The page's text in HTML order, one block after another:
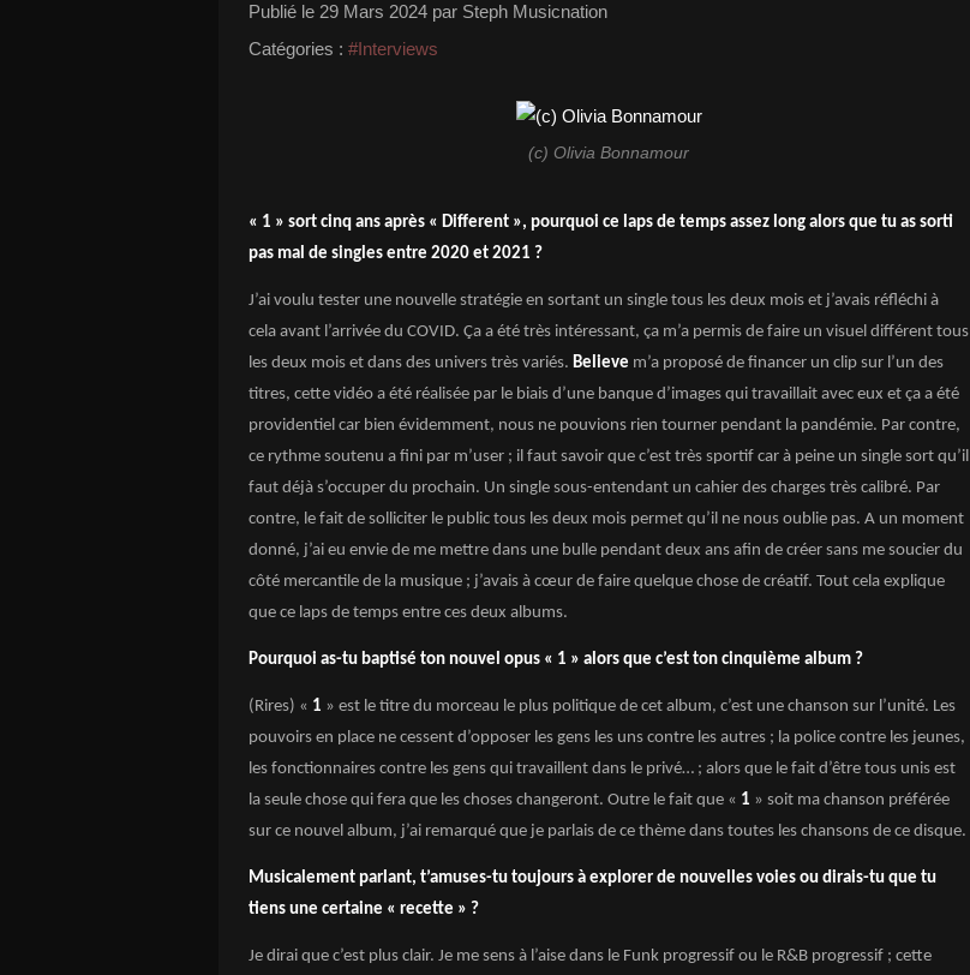
Publié le 29 Mars 2024 par Steph Musicnation
Catégories : #Interviews
(c) Olivia Bonnamour
« 1 » sort cinq ans après « Different », pourquoi ce laps de temps assez long alors que tu as sorti
pas mal de singles entre 2020 et 2021 ?
J’ai voulu tester une nouvelle stratégie en sortant un single tous les deux mois et j’avais réfléchi à
cela avant l’arrivée du COVID. Ça a été très intéressant, ça m’a permis de faire un visuel différent tous
les deux mois et dans des univers très variés. Believe m’a proposé de financer un clip sur l’un des
titres, cette vidéo a été réalisée par le biais d’une banque d’images qui travaillait avec eux et ça a été
providentiel car bien évidemment, nous ne pouvions rien tourner pendant la pandémie. Par contre,
ce rythme soutenu a fini par m’user ; il faut savoir que c’est très sportif car à peine un single sort qu’il
faut déjà s’occuper du prochain. Un single sous-entendant un cahier des charges très calibré. Par
contre, le fait de solliciter le public tous les deux mois permet qu’il ne nous oublie pas. A un moment
donné, j’ai eu envie de me mettre dans une bulle pendant deux ans afin de créer sans me soucier du
côté mercantile de la musique ; j’avais à cœur de faire quelque chose de créatif. Tout cela explique
que ce laps de temps entre ces deux albums.
Pourquoi as-tu baptisé ton nouvel opus « 1 » alors que c’est ton cinquième album ?
(Rires) « 1 » est le titre du morceau le plus politique de cet album, c’est une chanson sur l’unité. Les
pouvoirs en place ne cessent d’opposer les gens les uns contre les autres ; la police contre les jeunes,
les fonctionnaires contre les gens qui travaillent dans le privé… ; alors que le fait d’être tous unis est
la seule chose qui fera que les choses changeront. Outre le fait que « 1 » soit ma chanson préférée
sur ce nouvel album, j’ai remarqué que je parlais de ce thème dans toutes les chansons de ce disque.
Musicalement parlant, t’amuses-tu toujours à explorer de nouvelles voies ou dirais-tu que tu
tiens une certaine « recette » ?
Je dirai que c’est plus clair. Je me sens à l’aise dans le Funk progressif ou le R&B progressif ; cette